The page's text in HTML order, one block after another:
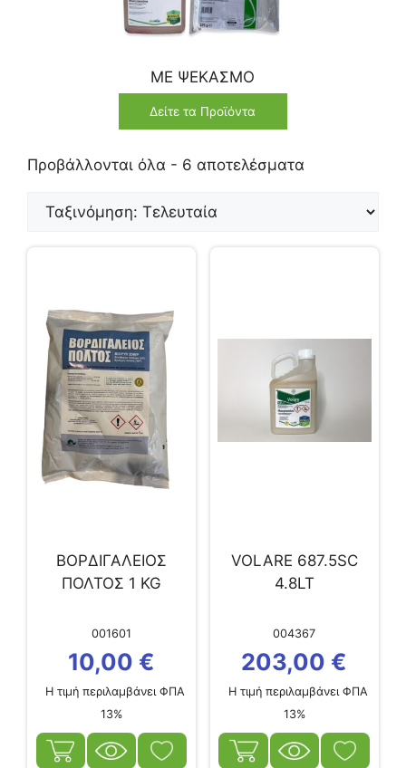
ΜΕ ΨΕΚΑΣΜΟ
Δείτε τα Προϊόντα
Προβάλλονται όλα - 6 αποτελέσματα
ΒΟΡΔΙΓΑΛΕΙΟΣ
ΠΟΛΤΟΣ 1 KG
001601
10,00 €
Η τιμή περιλαμβάνει ΦΠΑ
13%
VOLARE 687.5SC
4.8LT
004367
203,00 €
Η τιμή περιλαμβάνει ΦΠΑ
13%